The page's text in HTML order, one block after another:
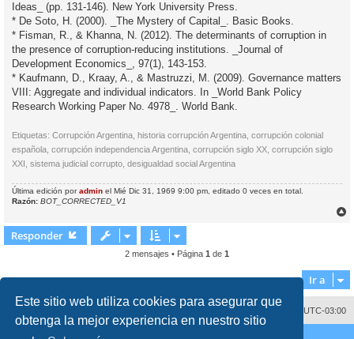
Este sitio web utiliza cookies para asegurar que
obtenga la mejor experiencia en nuestro sitio
Ideas_ (pp. 131-146). New York University Press.
* De Soto, H. (2000). _The Mystery of Capital_. Basic Books.
* Fisman, R., & Khanna, N. (2012). The determinants of corruption in
the presence of corruption-reducing institutions. _Journal of
Development Economics_, 97(1), 143-153.
* Kaufmann, D., Kraay, A., & Mastruzzi, M. (2009). Governance matters
VIII: Aggregate and individual indicators. In _World Bank Policy
Research Working Paper No. 4978_. World Bank.
Etiquetas: Corrupción Argentina, historia corrupción Argentina, corrupción colonial
española, corrupción independencia Argentina, corrupción siglo XX, corrupción siglo
XXI, sistema judicial corrupto, desigualdad social Argentina
Última edición poradmin el Mié Dic 31, 1969 9:00 pm, editado 0 veces en total.
Razón: BOT_CORRECTED_V1
Responder
2 mensajes • Página 1 de 1
Ir a
Todos los horarios son UTC-03:00
Borrar cookies
Desarrollado por ® Forum Software © phpBB Limited